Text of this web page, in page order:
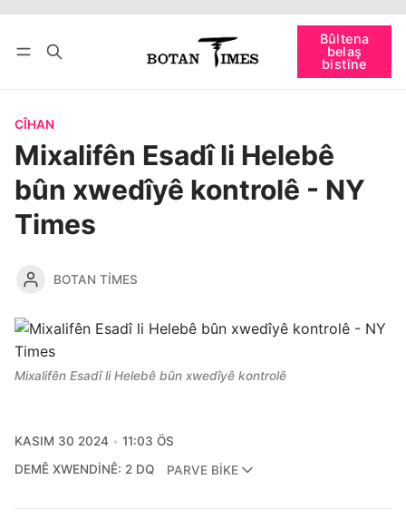
Bûltena
belaş
bistîne
bişopîne
CÎHAN
Mixalifên Esadî li Helebê
bûn xwedîyê kontrolê - NY
Times
BOTAN TIMES
Mixalifên Esadî li Helebê bûn xwedîyê kontrolê
KASIM 30 2024
11:03 ÖS
DEMÊ XWENDINÊ: 2 DQ
PARVE BIKE